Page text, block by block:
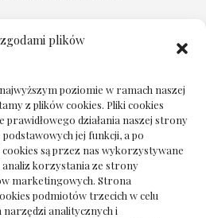
plików
poziomie w ramach naszej
z plików cookies. Pliki cookies
prawidłowego działania naszej strony
jej funkcji, a po
są przez nas wykorzystywane
korzystania ze strony
marketingowych. Strona
podmiotów trzecich w celu
analitycznych i
psychoterapeuta prywatnie: cena
do odbioru przy zmianie biura